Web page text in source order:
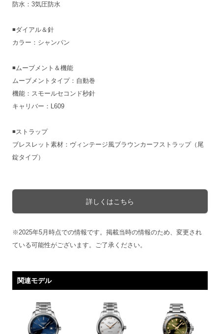
防水：3気圧防水
◾️ダイアル＆針
カラー：シャンパン
◾️ムーブメント＆機能
ムーブメントタイプ：自動巻
機能：スモールセコンド秒針
キャリバー：L609
◾️ストラップ
ブレスレット素材：ヴィンテージ風ブラウンカーフストラップ（尾
錠タイプ）
詳しくはこちら
※2025年5月時点での情報です。掲載当時の情報のため、変更され
ている可能性がございます。ご了承ください。
関連モデル